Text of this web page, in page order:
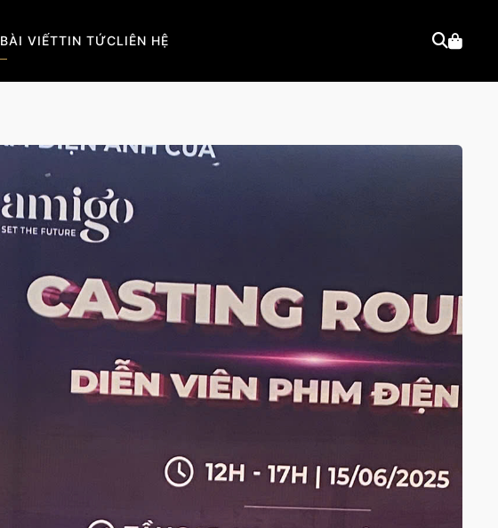
BÀI VIẾTTIN TỨCLIÊN HỆ